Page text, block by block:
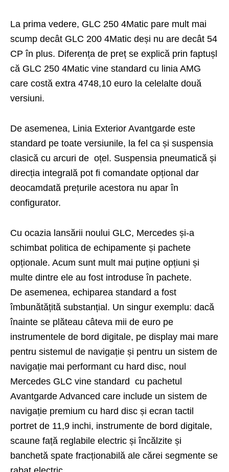
La prima vedere, GLC 250 4Matic pare mult mai
scump decât GLC 200 4Matic deși nu are decât 54
CP în plus. Diferența de preț se explică prin faptușl
că GLC 250 4Matic vine standard cu linia AMG
care costă extra 4748,10 euro la celelalte două
versiuni.
De asemenea, Linia Exterior Avantgarde este
standard pe toate versiunile, la fel ca și suspensia
clasică cu arcuri de oțel. Suspensia pneumatică și
direcția integrală pot fi comandate opțional dar
deocamdată prețurile acestora nu apar în
configurator.
Cu ocazia lansării noului GLC, Mercedes și-a
schimbat politica de echipamente și pachete
opționale. Acum sunt mult mai puține opțiuni și
multe dintre ele au fost introduse în pachete.
De asemenea, echiparea standard a fost
îmbunătățită substanțial. Un singur exemplu: dacă
înainte se plăteau câteva mii de euro pe
instrumentele de bord digitale, pe display mai mare
pentru sistemul de navigație și pentru un sistem de
navigație mai performant cu hard disc, noul
Mercedes GLC vine standard cu pachetul
Avantgarde Advanced care include un sistem de
navigație premium cu hard disc și ecran tactil
portret de 11,9 inchi, instrumente de bord digitale,
scaune față reglabile electric și încălzite și
banchetă spate fracționabilă ale cărei segmente se